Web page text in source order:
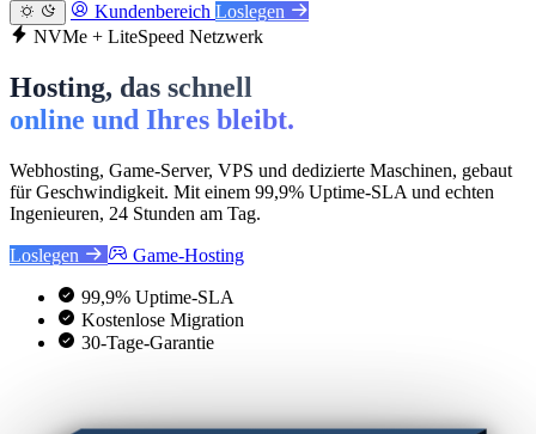
Kundenbereich Loslegen
NVMe + LiteSpeed Netzwerk
Hosting, das schnell
online und Ihres bleibt.
Webhosting, Game-Server, VPS und dedizierte Maschinen, gebaut
für Geschwindigkeit. Mit einem 99,9% Uptime-SLA und echten
Ingenieuren, 24 Stunden am Tag.
Loslegen Game-Hosting
99,9% Uptime-SLA
Kostenlose Migration
30-Tage-Garantie